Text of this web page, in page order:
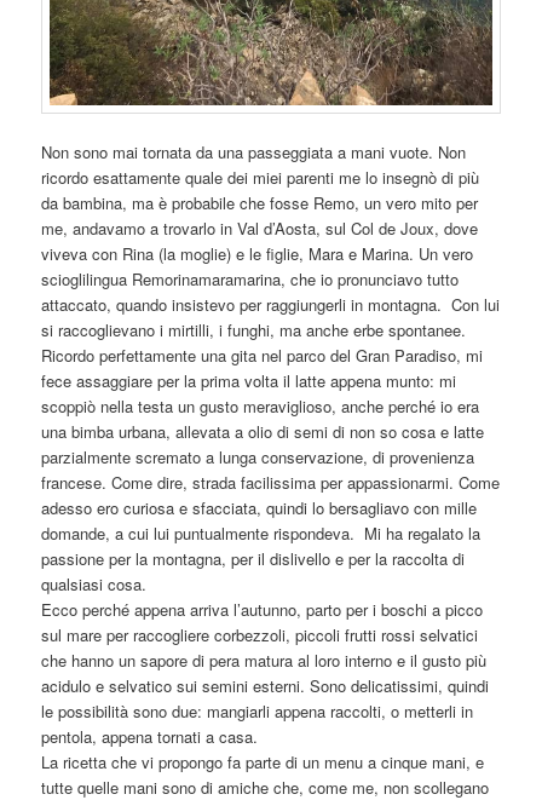
Non sono mai tornata da una passeggiata a mani vuote. Non
ricordo esattamente quale dei miei parenti me lo insegnò di più
da bambina, ma è probabile che fosse Remo, un vero mito per
me, andavamo a trovarlo in Val d’Aosta, sul Col de Joux, dove
viveva con Rina (la moglie) e le figlie, Mara e Marina. Un vero
scioglilingua Remorinamaramarina, che io pronunciavo tutto
attaccato, quando insistevo per raggiungerli in montagna. Con lui
si raccoglievano i mirtilli, i funghi, ma anche erbe spontanee.
Ricordo perfettamente una gita nel parco del Gran Paradiso, mi
fece assaggiare per la prima volta il latte appena munto: mi
scoppiò nella testa un gusto meraviglioso, anche perché io era
una bimba urbana, allevata a olio di semi di non so cosa e latte
parzialmente scremato a lunga conservazione, di provenienza
francese. Come dire, strada facilissima per appassionarmi. Come
adesso ero curiosa e sfacciata, quindi lo bersagliavo con mille
domande, a cui lui puntualmente rispondeva. Mi ha regalato la
passione per la montagna, per il dislivello e per la raccolta di
qualsiasi cosa.
Ecco perché appena arriva l’autunno, parto per i boschi a picco
sul mare per raccogliere corbezzoli, piccoli frutti rossi selvatici
che hanno un sapore di pera matura al loro interno e il gusto più
acidulo e selvatico sui semini esterni. Sono delicatissimi, quindi
le possibilità sono due: mangiarli appena raccolti, o metterli in
pentola, appena tornati a casa.
La ricetta che vi propongo fa parte di un menu a cinque mani, e
tutte quelle mani sono di amiche che, come me, non scollegano